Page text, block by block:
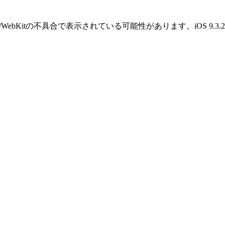
の不具合で表示されている可能性があります。iOS